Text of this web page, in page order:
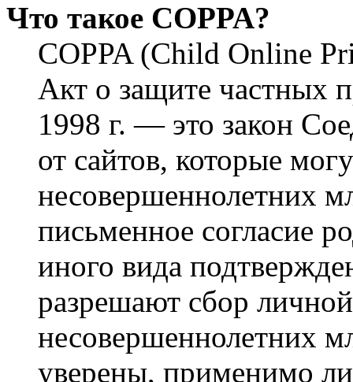
Что такое COPPA?
COPPA (Child Online
Акт о защите частных
1998 г. — это закон
от сайтов, которые
несовершеннолетних
письменное согласие
иного вида
разрешают сбор
несовершеннолетних
уверены, применимо